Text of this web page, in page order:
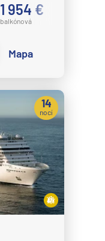
1 954 €
balkónová
Mapa
14
nocí